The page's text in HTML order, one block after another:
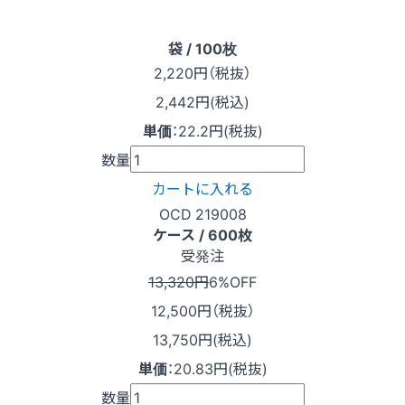
袋 / 100枚
2,220円（税抜）
2,442円(税込)
単価：22.2円(税抜)
数量
カートに入れる
OCD 219008
ケース / 600枚
受発注
13,320円6%OFF
12,500円（税抜）
13,750円(税込)
単価：20.83円(税抜)
数量